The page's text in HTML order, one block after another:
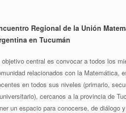
Regional de la Unión
en Tucumán
objetivo central es convocar a todos los
relacionados con la Matemática,
en todos sus niveles (primario,
cercanos a la provincia de
un espacio para conocerse, de diálogo